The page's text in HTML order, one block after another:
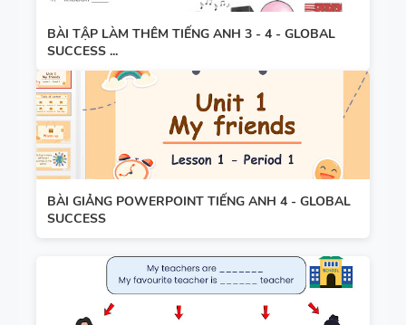
BÀI TẬP LÀM THÊM TIẾNG ANH 3 - 4 - GLOBAL
SUCCESS ...
BÀI GIẢNG POWERPOINT TIẾNG ANH 4 - GLOBAL
SUCCESS